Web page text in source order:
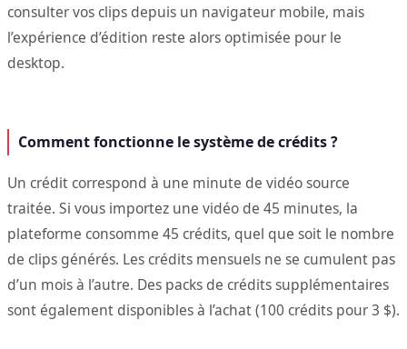
consulter vos clips depuis un navigateur mobile, mais
l’expérience d’édition reste alors optimisée pour le
desktop.
Comment fonctionne le système de crédits ?
Un crédit correspond à une minute de vidéo source
traitée. Si vous importez une vidéo de 45 minutes, la
plateforme consomme 45 crédits, quel que soit le nombre
de clips générés. Les crédits mensuels ne se cumulent pas
d’un mois à l’autre. Des packs de crédits supplémentaires
sont également disponibles à l’achat (100 crédits pour 3 $).